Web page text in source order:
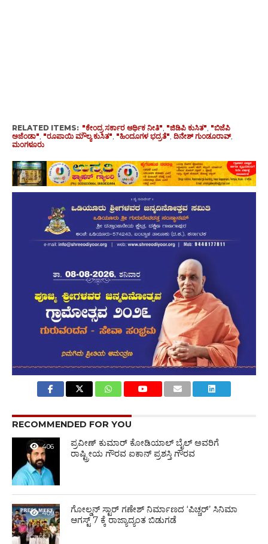
RELATED ITEMS: "ಕೇಂದ್ರ ಸರ್ಕಾರ ಆರ್ಥಿಕ ನೀತಿ", "ಜಿಡಿಪಿ ಕುಸಿತ", "ಬಿಜೆಪಿ
ಅಜೆಂಡಾ", "ರೂಪಾಯಿ ಮೌಲ್ಯ ಕುಸಿತ", "ಹಿಂದೂಗಳ ಭದ್ರತೆ", ದಿನೇಶ್ ಗುಂಡೂರಾವ್,
ಮಂಗಳೂರು
RECOMMENDED FOR YOU
406
ಪ್ರವೀಣ್ ಕುಮಾರ್ ಕೋಡಿಯಾಲ್ ಬೈಲ್ ಅವರಿಗೆ
ರಾಷ್ಟ್ರೀಯ ಗೌರವ ಐಕಾನ್ ಪ್ರಶಸ್ತಿ ಗೌರವ
409
ಗೋಲ್ಡನ್‌ ಸ್ಟಾರ್‌ ಗಣೇಶ್‌ ನಿರ್ಮಾಣದ ‘ಪಿಚ್ಚರ್’ ಸಿನಿಮಾ
ಆಗಸ್ಟ್ 7 ಕ್ಕೆ ರಾಜ್ಯಾದ್ಯಂತ ಬಿಡುಗಡೆ